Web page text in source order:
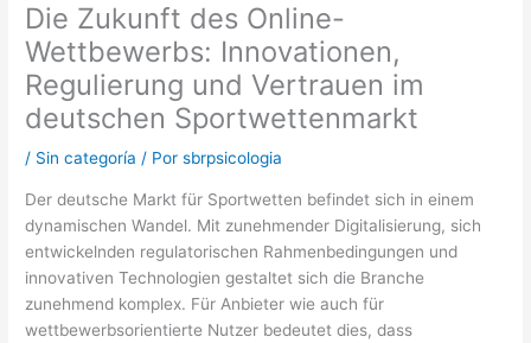
Die Zukunft des Online-
Wettbewerbs: Innovationen,
Regulierung und Vertrauen im
deutschen Sportwettenmarkt
/ Sin categoría / Porsbrpsicologia
Der deutsche Markt für Sportwetten befindet sich in einem
dynamischen Wandel. Mit zunehmender Digitalisierung, sich
entwickelnden regulatorischen Rahmenbedingungen und
innovativen Technologien gestaltet sich die Branche
zunehmend komplex. Für Anbieter wie auch für
wettbewerbsorientierte Nutzer bedeutet dies, dass